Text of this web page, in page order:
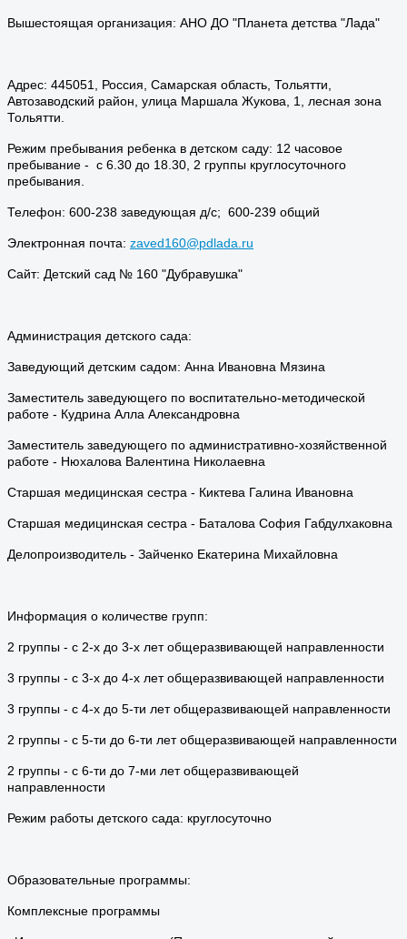
Вышестоящая организация: АНО ДО "Планета детства "Лада"
Адрес: 445051, Россия, Самарская область, Тольятти,
Автозаводский район, улица Маршала Жукова, 1, лесная зона
Тольятти.
Режим пребывания ребенка в детском саду: 12 часовое
пребывание - с 6.30 до 18.30, 2 группы круглосуточного
пребывания.
Телефон: 600-238 заведующая д/с; 600-239 общий
Электронная почта: zaved160@pdlada.ru
Сайт: Детский сад № 160 "Дубравушка"
Администрация детского сада:
Заведующий детским садом: Анна Ивановна Мязина
Заместитель заведующего по воспитательно-методической
работе - Кудрина Алла Александровна
Заместитель заведующего по административно-хозяйственной
работе - Нюхалова Валентина Николаевна
Старшая медицинская сестра - Киктева Галина Ивановна
Старшая медицинская сестра - Баталова София Габдулхаковна
Делопроизводитель - Зайченко Екатерина Михайловна
Информация о количестве групп:
2 группы - с 2-х до 3-х лет общеразвивающей направленности
3 группы - с 3-х до 4-х лет общеразвивающей направленности
3 группы - с 4-х до 5-ти лет общеразвивающей направленности
2 группы - с 5-ти до 6-ти лет общеразвивающей направленности
2 группы - с 6-ти до 7-ми лет общеразвивающей
направленности
Режим работы детского сада: круглосуточно
Образовательные программы:
Комплексные программы